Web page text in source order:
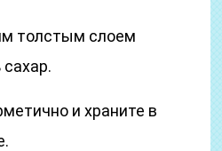
толстым слоем
и храните в